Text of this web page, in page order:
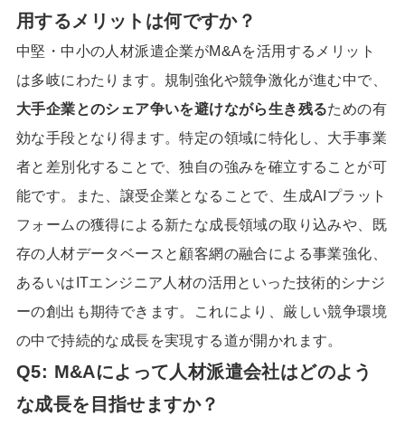
用するメリットは何ですか？
中堅・中小の人材派遣企業がM&Aを活用するメリット
は多岐にわたります。規制強化や競争激化が進む中で、
大手企業とのシェア争いを避けながら生き残るための有
効な手段となり得ます。特定の領域に特化し、大手事業
者と差別化することで、独自の強みを確立することが可
能です。また、譲受企業となることで、生成AIプラット
フォームの獲得による新たな成長領域の取り込みや、既
存の人材データベースと顧客網の融合による事業強化、
あるいはITエンジニア人材の活用といった技術的シナジ
ーの創出も期待できます。これにより、厳しい競争環境
の中で持続的な成長を実現する道が開かれます。
Q5: M&Aによって人材派遣会社はどのよう
な成長を目指せますか？